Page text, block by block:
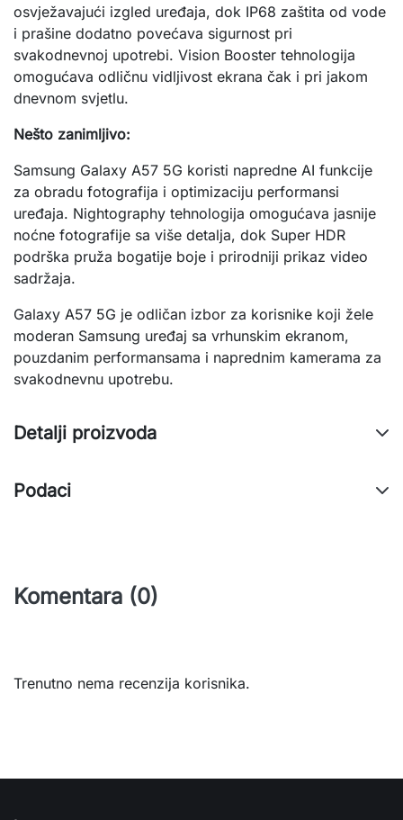
osvježavajući izgled uređaja, dok IP68 zaštita od vode
i prašine dodatno povećava sigurnost pri
svakodnevnoj upotrebi. Vision Booster tehnologija
omogućava odličnu vidljivost ekrana čak i pri jakom
dnevnom svjetlu.
Nešto zanimljivo:
Samsung Galaxy A57 5G koristi napredne AI funkcije
za obradu fotografija i optimizaciju performansi
uređaja. Nightography tehnologija omogućava jasnije
noćne fotografije sa više detalja, dok Super HDR
podrška pruža bogatije boje i prirodniji prikaz video
sadržaja.
Galaxy A57 5G je odličan izbor za korisnike koji žele
moderan Samsung uređaj sa vrhunskim ekranom,
pouzdanim performansama i naprednim kamerama za
svakodnevnu upotrebu.
Detalji proizvoda
Podaci
Komentara (0)
Trenutno nema recenzija korisnika.